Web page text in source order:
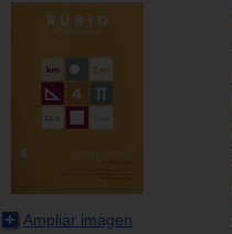
Ampliar imagen